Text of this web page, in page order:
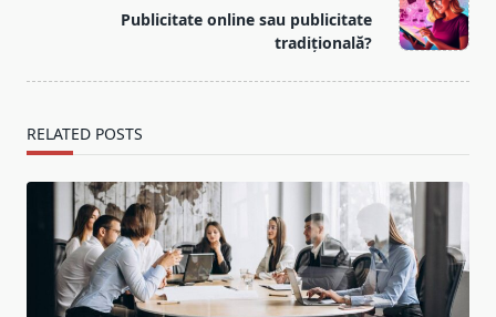
Publicitate online sau publicitate
tradițională?
RELATED POSTS